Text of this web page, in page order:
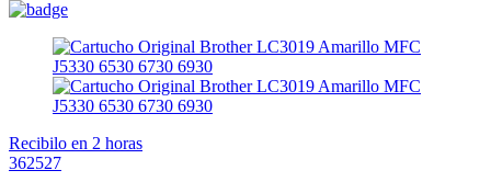
Recibilo en 2 horas
362527